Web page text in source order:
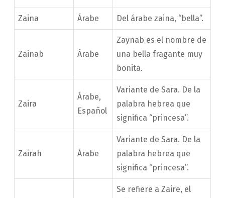
Zaina Árabe Del árabe zaina, “bella”.
Zainab Árabe
Zaynab es el nombre de
una bella fragante muy
bonita.
Zaira
Árabe,
Español
Variante de Sara. De la
palabra hebrea que
significa “princesa”.
Zairah Árabe
Variante de Sara. De la
palabra hebrea que
significa “princesa”.
Se refiere a Zaire, el